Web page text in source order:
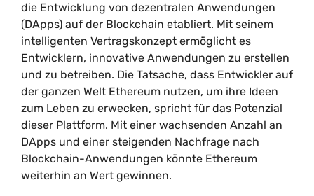
die Entwicklung von dezentralen Anwendungen
(DApps) auf der Blockchain etabliert. Mit seinem
intelligenten Vertragskonzept ermöglicht es
Entwicklern, innovative Anwendungen zu erstellen
und zu betreiben. Die Tatsache, dass Entwickler auf
der ganzen Welt Ethereum nutzen, um ihre Ideen
zum Leben zu erwecken, spricht für das Potenzial
dieser Plattform. Mit einer wachsenden Anzahl an
DApps und einer steigenden Nachfrage nach
Blockchain-Anwendungen könnte Ethereum
weiterhin an Wert gewinnen.